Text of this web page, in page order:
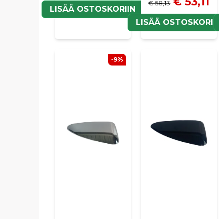
LISÄÄ OSTOSKORIIN
€ 58,13
LISÄÄ OSTOSKORIIN
-9%